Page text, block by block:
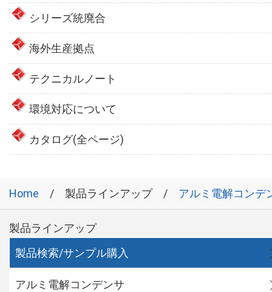
シリーズ統廃合
海外生産拠点
テクニカルノート
環境対応について
カタログ(全ページ)
Home 製品ラインアップ アルミ電解コンデ
製品ラインアップ
製品検索/サンプル購入
アルミ電解コンデンサ